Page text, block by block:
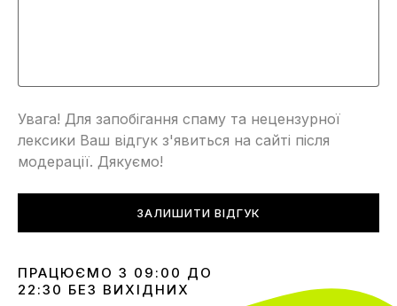
Увага! Для запобігання спаму та нецензурної
лексики Ваш відгук з'явиться на сайті після
модерації. Дякуємо!
ЗАЛИШИТИ ВІДГУК
ПРАЦЮЄМО З 09:00 ДО
22:30 БЕЗ ВИХІДНИХ